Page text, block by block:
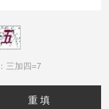
三加四=7